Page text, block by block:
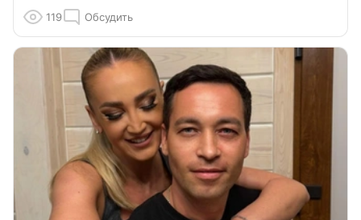
119 Обсудить